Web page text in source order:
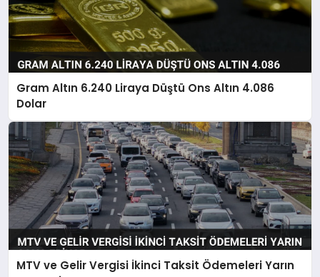
Gram Altın 6.240 Liraya Düştü Ons Altın 4.086
Dolar
MTV ve Gelir Vergisi İkinci Taksit Ödemeleri Yarın